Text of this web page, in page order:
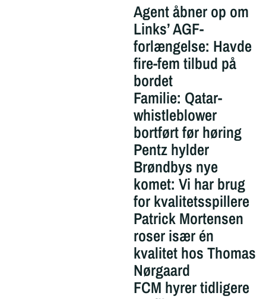
Agent åbner op om
Links’ AGF-
forlængelse: Havde
fire-fem tilbud på
bordet
Familie: Qatar-
whistleblower
bortført før høring
Pentz hylder
Brøndbys nye
komet: Vi har brug
for kvalitetsspillere
Patrick Mortensen
roser især én
kvalitet hos Thomas
Nørgaard
FCM hyrer tidligere